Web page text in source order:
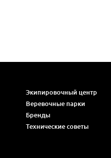
Экипировочный центр
Веревочные парки
Бренды
Технические советы